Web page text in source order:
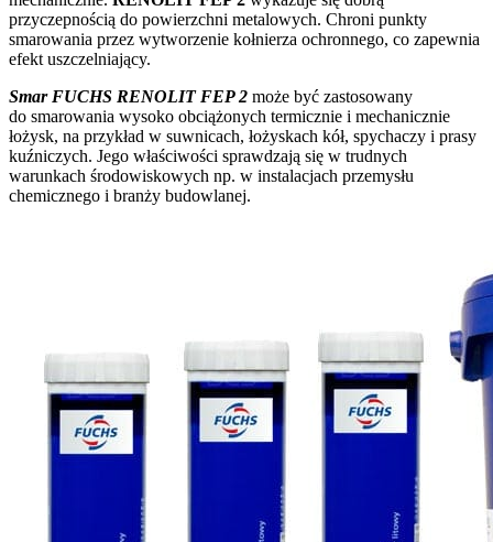
przyczepnością do powierzchni metalowych. Chroni punkty
smarowania przez wytworzenie kołnierza ochronnego, co zapewnia
efekt uszczelniający.
Smar FUCHS RENOLIT FEP 2 może być zastosowany
do smarowania wysoko obciążonych termicznie i mechanicznie
łożysk, na przykład w suwnicach, łożyskach kół, spychaczy i prasy
kuźniczych. Jego właściwości sprawdzają się w trudnych
warunkach środowiskowych np. w instalacjach przemysłu
chemicznego i branży budowlanej.